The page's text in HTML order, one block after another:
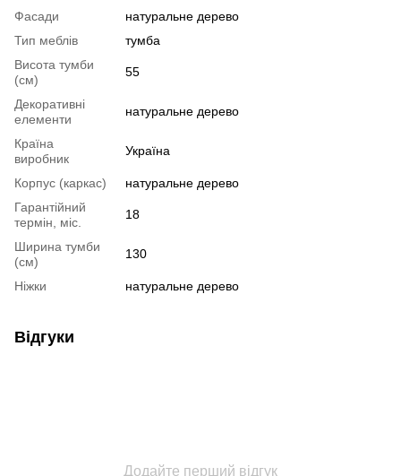
Фасади
натуральне дерево
Тип меблів
тумба
Висота тумби
(см)
55
Декоративні
елементи
натуральне дерево
Країна
виробник
Україна
Корпус (каркас)
натуральне дерево
Гарантійний
термін, міс.
18
Ширина тумби
(см)
130
Ніжки натуральне дерево
Відгуки
Додайте перший відгук